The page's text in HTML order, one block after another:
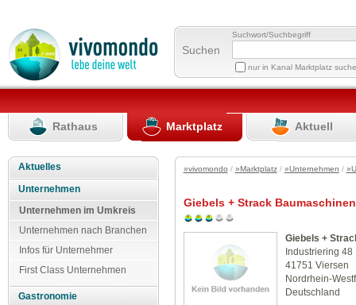
Suchen
Suchwort/Suchbegriff
nur in Kanal Marktplatz
Rathaus Marktplatz Aktuell
Aktuelles
Unternehmen
Unternehmen im Umkreis
Unternehmen nach Branchen
Infos für Unternehmer
First Class Unternehmen
Gastronomie
»vivomondo / »Marktplatz/ »Unternehmen /
Giebels + Strack
Giebels +
Industriering 48
41751 Viersen
Nordrhein-
Deutschland